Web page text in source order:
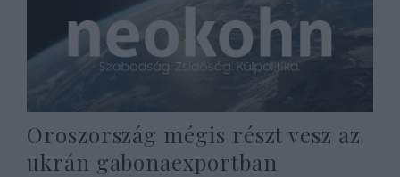
Oroszország mégis részt vesz az
ukrán gabonaexportban